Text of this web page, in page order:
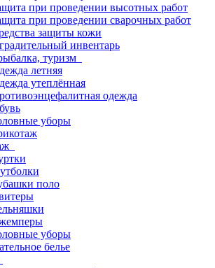
при проведении высотных работ
при проведении сварочных работ
защиты кожи
инвентарь
туризм
летняя
утеплённая
одежда
уборы
поло
уборы
белье